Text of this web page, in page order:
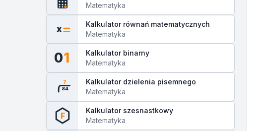
Matematyka
x
Kalkulator równań matematycznych
Matematyka
01
Kalkulator binarny
Matematyka
84
7
Kalkulator dzielenia pisemnego
Matematyka
F
Kalkulator szesnastkowy
Matematyka